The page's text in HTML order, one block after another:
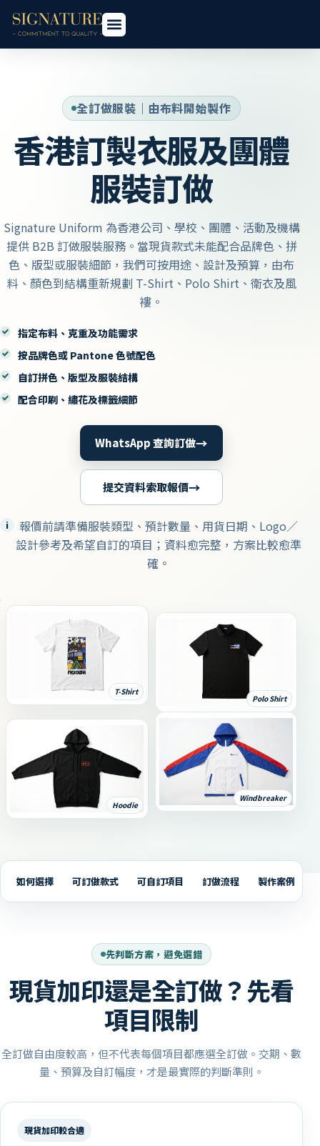
全訂做服裝｜由布料開始製作
香港訂製衣服及團體
服裝訂做
Signature Uniform 為香港公司、學校、團體、活動及機構
提供 B2B 訂做服裝服務。當現貨款式未能配合品牌色、拼
色、版型或服裝細節，我們可按用途、設計及預算，由布
料、顏色到結構重新規劃 T-Shirt、Polo Shirt、衛衣及風
褸。
指定布料、克重及功能需求
按品牌色或 Pantone 色號配色
自訂拼色、版型及服裝結構
配合印刷、繡花及標籤細節
WhatsApp 查詢訂做→
提交資料索取報價→
i
報價前請準備服裝類型、預計數量、用貨日期、Logo／
設計參考及希望自訂的項目；資料愈完整，方案比較愈準
確。
T-Shirt
Polo Shirt
Hoodie
Windbreaker
如何選擇 可訂做款式 可自訂項目 訂做流程 製作案例
先判斷方案，避免選錯
現貨加印還是全訂做？先看
項目限制
全訂做自由度較高，但不代表每個項目都應選全訂做。交期、數
量、預算及自訂幅度，才是最實際的判斷準則。
現貨加印較合適